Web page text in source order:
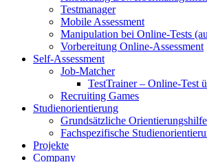
Testmanager
Mobile Assessment
Manipulation bei Online-Tests
Vorbereitung Online-Assessment
Self-Assessment
Job-Matcher
TestTrainer – Online-Test
Recruiting Games
Studienorientierung
Grundsätzliche Orientierungshilfe
Fachspezifische
Projekte
Company